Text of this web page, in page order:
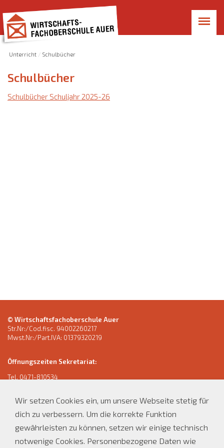
Unterricht Schulbücher
Schulbücher
Schulbücher Schuljahr 2025-26
© Wirtschaftsfachoberschule Auer
Str.Nr:/Cod.fisc. 94002260217
Mwst.Nr:/Part.IVA: 01379320219
Öffnungszeiten Sekretariat:
Tel. 0471-810534
Montag bis Freitag 8:00 - 12:00 Uhr
An unterrichtsfreien Tagen:
Wir setzen Cookies ein, um unsere Webseite stetig für
dich zu verbessern. Um die korrekte Funktion
gewährleisten zu können, setzen wir einige technisch
notwenige Cookies. Personenbezogene Daten wie